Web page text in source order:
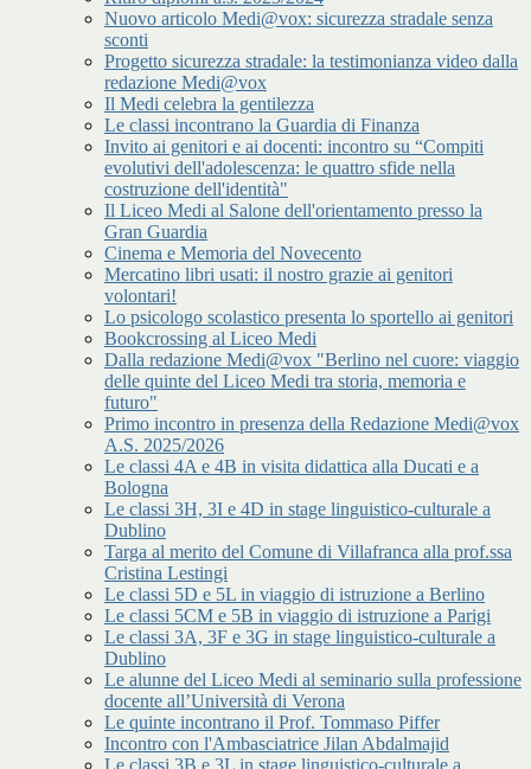
Nuovo articolo Medi@vox: sicurezza stradale senza
sconti
Progetto sicurezza stradale: la testimonianza video dalla
redazione Medi@vox
Il Medi celebra la gentilezza
Le classi incontrano la Guardia di Finanza
Invito ai genitori e ai docenti: incontro su “Compiti
evolutivi dell'adolescenza: le quattro sfide nella
costruzione dell'identità"
Il Liceo Medi al Salone dell'orientamento presso la
Gran Guardia
Cinema e Memoria del Novecento
Mercatino libri usati: il nostro grazie ai genitori
volontari!
Lo psicologo scolastico presenta lo sportello ai genitori
Bookcrossing al Liceo Medi
Dalla redazione Medi@vox "Berlino nel cuore: viaggio
delle quinte del Liceo Medi tra storia, memoria e
futuro"
Primo incontro in presenza della Redazione Medi@vox
A.S. 2025/2026
Le classi 4A e 4B in visita didattica alla Ducati e a
Bologna
Le classi 3H, 3I e 4D in stage linguistico-culturale a
Dublino
Targa al merito del Comune di Villafranca alla prof.ssa
Cristina Lestingi
Le classi 5D e 5L in viaggio di istruzione a Berlino
Le classi 5CM e 5B in viaggio di istruzione a Parigi
Le classi 3A, 3F e 3G in stage linguistico-culturale a
Dublino
Le alunne del Liceo Medi al seminario sulla professione
docente all’Università di Verona
Le quinte incontrano il Prof. Tommaso Piffer
Incontro con l'Ambasciatrice Jilan Abdalmajid